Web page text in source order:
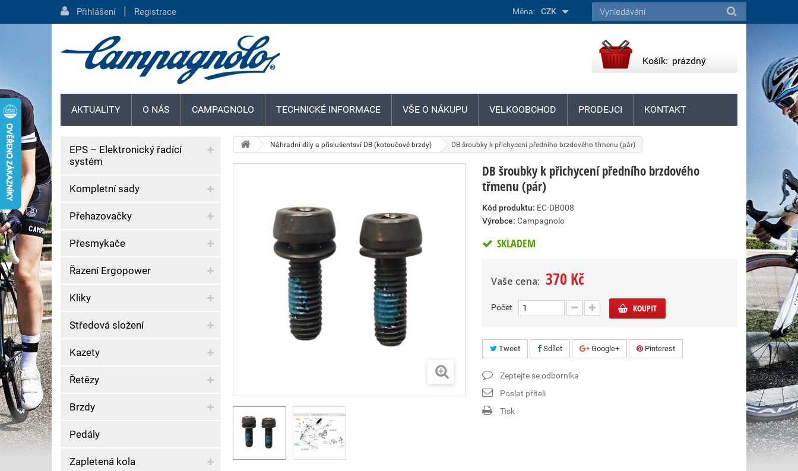
Náhradní díly a přislušentsví DB (kotoučové brzdy) DB šroubky k přichycení předního brzdového třmenu (pár)
DB šroubky k přichycení předního brzdového
třmenu (pár)
Kód produktu: EC-DB008
Výrobce: Campagnolo
SKLADEM
Vaše cena: 370 Kč
Počet KOUPIT
Tweet Sdílet Google+ Pinterest
Zeptejte se odborníka
Poslat příteli
Tisk
EPS – Elektronický řadící
systém
Kompletní sady
Přehazovačky
Přesmykače
Řazení Ergopower
Kliky
Středová složení
Kazety
Řetězy
Brzdy
Pedály
Zapletená kola
Přihlášení | Registrace Měna: CZK
Košík: prázdný
AKTUALITY O NÁS CAMPAGNOLO TECHNICKÉ INFORMACE VŠE O NÁKUPU VELKOOBCHOD PRODEJCI KONTAKT